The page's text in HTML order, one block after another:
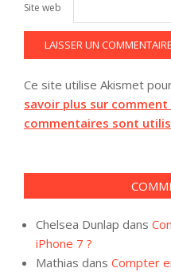
Site web
Ce site utilise Akismet
savoir plus sur
commentaires sont
Chelsea Dunlap dans
iPhone 7 ?
Mathias dans Compter